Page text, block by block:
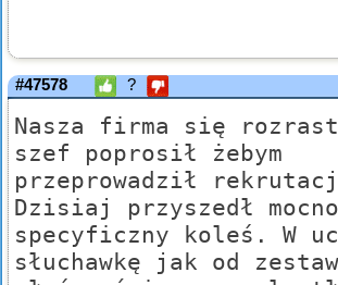
#47578 ?
Nasza firma się
szef poprosił żebym
przeprowadził
Dzisiaj przyszedł mocno
specyficzny koleś. W
słuchawkę jak od